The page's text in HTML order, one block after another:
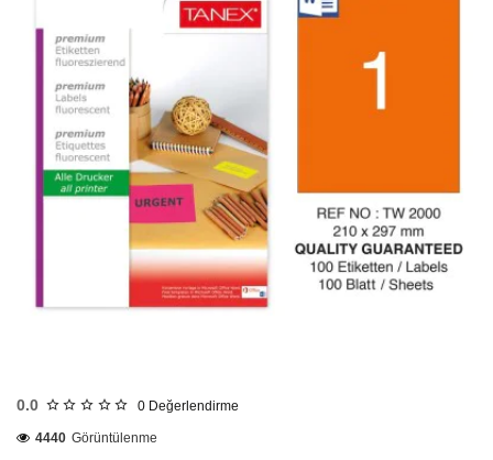
0.0 0 Değerlendirme
4440 Görüntülenme